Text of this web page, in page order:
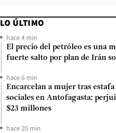
LO ÚLTIMO
hace 4 min
El precio del petróleo es una
fuerte salto por plan de Irán
hace 6 min
Encarcelan a mujer tras
sociales en Antofagasta:
$23 millones
hace 20 min